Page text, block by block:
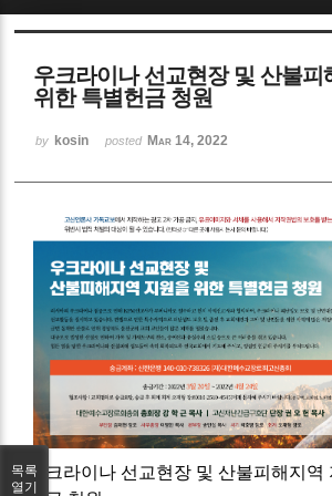
우크라이나 선교현장 및 산불피
위한 특별헌금 청원
by kosin posted Mar 14, 2022
우크라이나 선교현장 및 산불피해지역
목록
열기
Sketchbook5, 스케
Sketchbook5, 스케